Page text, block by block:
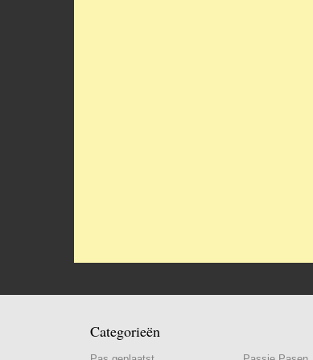
Categorieën